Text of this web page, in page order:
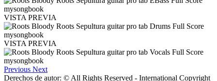
VISTA PREVIA
VISTA PREVIA
Previous Next
Derechos de autor: © All Rights Reserved - International Copyright